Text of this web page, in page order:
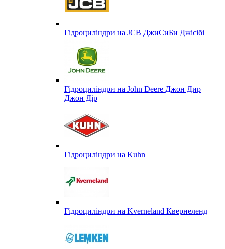
Гідроциліндри на JCB ДжиСиБи Джісібі
Гідроциліндри на John Deere Джон Дир
Джон Дір
Гідроциліндри на Kuhn
Гідроциліндри на Kverneland Квернеленд